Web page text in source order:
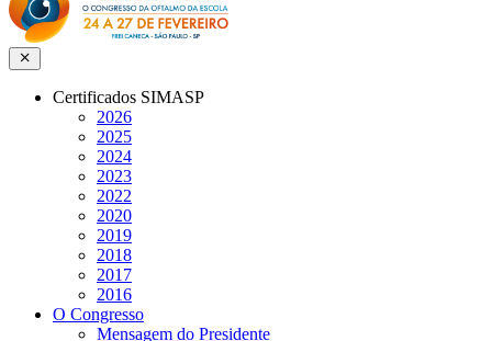
Close menu
Certificados SIMASP
2026
2025
2024
2023
2022
2020
2019
2018
2017
2016
O Congresso
Mensagem do Presidente